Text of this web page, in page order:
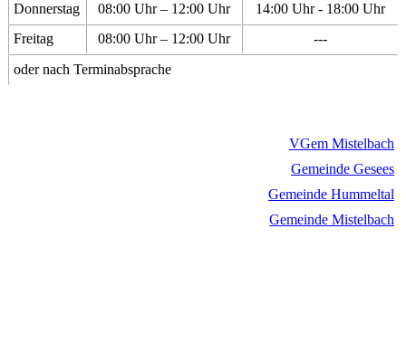
Donnerstag
08:00 Uhr – 12:00 Uhr
14:00 Uhr - 18:00 Uhr
Freitag
08:00 Uhr – 12:00 Uhr
---
oder nach Terminabsprache
VGem Mistelbach
Gemeinde Gesees
Gemeinde Hummeltal
Gemeinde Mistelbach